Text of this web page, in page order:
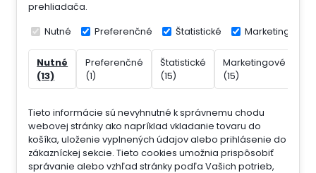
prehliadača.
Nutné Preferenčné Štatistické Marketingové
Nutné
(13)
Preferenčné
(1)
Štatistické
(15)
Marketingové
(15)
Tieto informácie sú nevyhnutné k správnemu chodu
webovej stránky ako napríklad vkladanie tovaru do
košíka, uloženie vyplnených údajov alebo prihlásenie do
zákazníckej sekcie. Tieto cookies umožnia prispôsobiť
správanie alebo vzhľad stránky podľa Vašich potrieb,